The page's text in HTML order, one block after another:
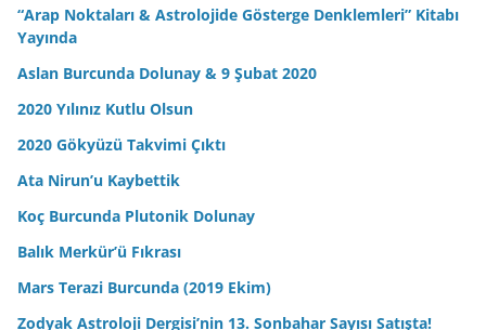
“Arap Noktaları & Astrolojide Gösterge Denklemleri” Kitabı
Yayında
Aslan Burcunda Dolunay & 9 Şubat 2020
2020 Yılınız Kutlu Olsun
2020 Gökyüzü Takvimi Çıktı
Ata Nirun’u Kaybettik
Koç Burcunda Plutonik Dolunay
Balık Merkür’ü Fıkrası
Mars Terazi Burcunda (2019 Ekim)
Zodyak Astroloji Dergisi’nin 13. Sonbahar Sayısı Satışta!